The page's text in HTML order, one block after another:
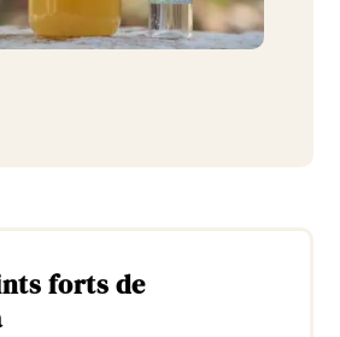
forts de